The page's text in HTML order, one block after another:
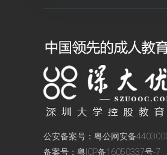
公安备案号： 粤公网安备
备案号： 粤ICP备16050337号-7